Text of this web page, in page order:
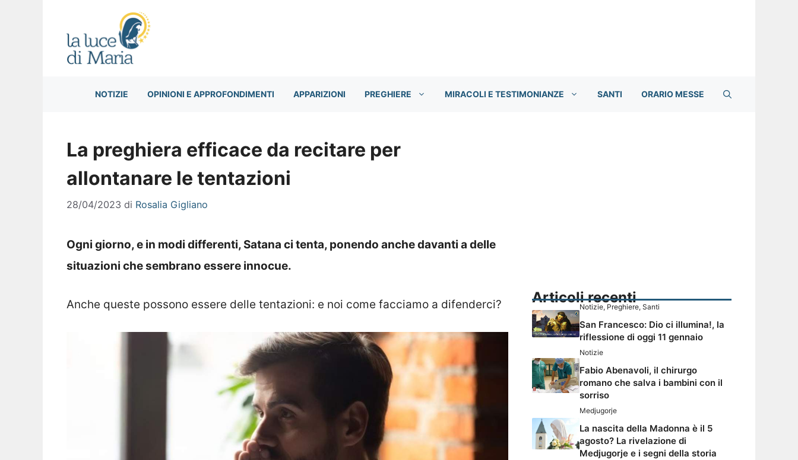
NOTIZIE OPINIONI E APPROFONDIMENTI APPARIZIONI PREGHIERE MIRACOLI E TESTIMONIANZE SANTI ORARIO MESSE
La preghiera efficace da recitare per
allontanare le tentazioni
28/04/2023 di Rosalia Gigliano
Ogni giorno, e in modi differenti, Satana ci tenta, ponendo anche davanti a delle
situazioni che sembrano essere innocue.
Anche queste possono essere delle tentazioni: e noi come facciamo a difenderci? Articoli recenti
Notizie, Preghiere, Santi
San Francesco: Dio ci illumina!, la
riflessione di oggi 11 gennaio
Notizie
Fabio Abenavoli, il chirurgo
romano che salva i bambini con il
sorriso
Medjugorje
La nascita della Madonna è il 5
agosto? La rivelazione di
Medjugorje e i segni della storia